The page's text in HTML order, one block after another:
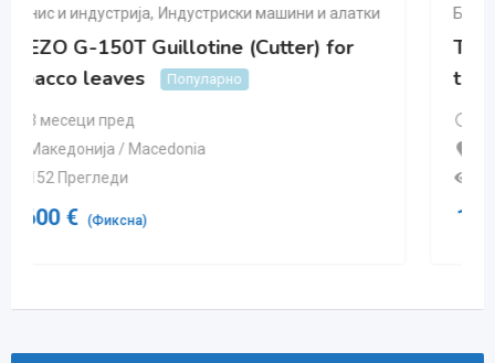
Бизнис и индустрија, Индустриски машини и алатки
TREZO G-300T Guillotine (Cutter) for
tobacco leaves
Популарно
3 месеци пред
Македонија / Macedonia
256 Прегледи
11,500€